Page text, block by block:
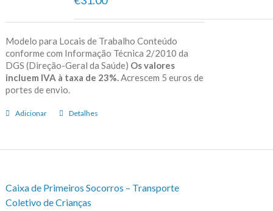
Modelo para Locais de Trabalho Conteúdo
conforme com Informação Técnica 2/2010 da
DGS (Direção-Geral da Saúde) Os valores
incluem IVA à taxa de 23%. Acrescem 5 euros de
portes de envio.
Adicionar Detalhes
Caixa de Primeiros Socorros – Transporte
Coletivo de Crianças